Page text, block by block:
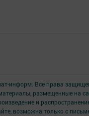
⁠информ. Все права
размещенные на
и
возможна только с